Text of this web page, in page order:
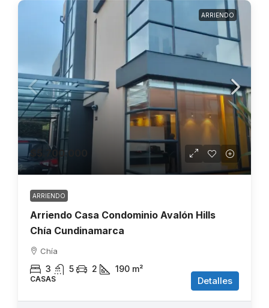
ARRIENDO
$5.700.000
ARRIENDO
Arriendo Casa Condominio Avalón Hills
Chía Cundinamarca
Chía
3 5 2 190 m²
CASAS Detalles